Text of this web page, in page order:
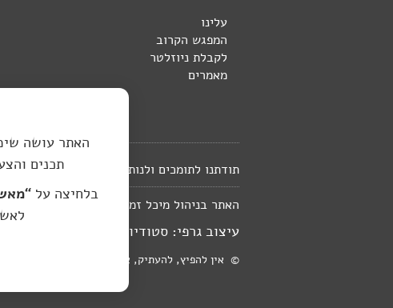
עלינו
המפגש הקרוב
לקבלת ניוזלטר
מאמרים
תודתנו לתומכים ולנותני החסות לספרייה
האתר בניהול מיכל זמיר
עיצוב גרפי: סטודיו יעל רוזן, עיצוב גרפי
© אין להפיץ, להעתיק, או לפרסם חומר כלשהו
האתר עושה
תכנים
בלחיצה על